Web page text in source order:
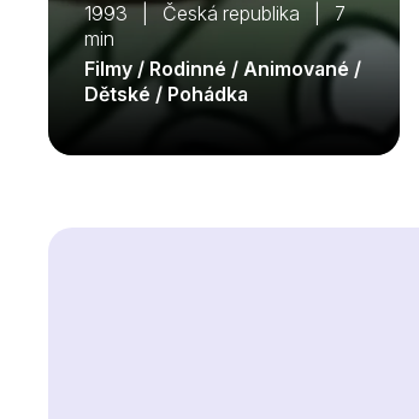
1993 | Česká republika | 7
min
Filmy / Rodinné / Animované /
Dětské / Pohádka